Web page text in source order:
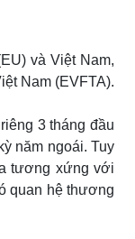
và Việt Nam,
Nam (EVFTA).
3 tháng đầu
năm ngoái. Tuy
tương xứng với
quan hệ thương